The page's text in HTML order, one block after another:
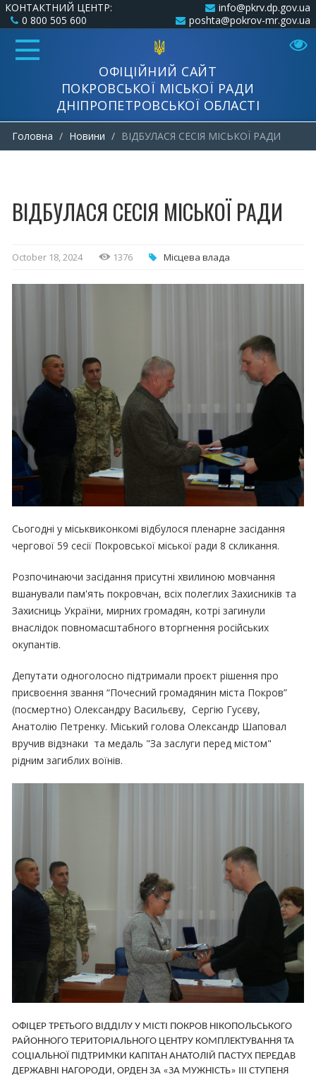
КОНТАКТНИЙ ЦЕНТР:
0 800 505 600
info@pkrv.dp.gov.ua
poshta@pokrov-mr.gov.ua
ОФІЦІЙНИЙ САЙТ
ПОКРОВСЬКОЇ МІСЬКОЇ РАДИ
ДНІПРОПЕТРОВСЬКОЇ ОБЛАСТІ
Головна Новини ВІДБУЛАСЯ СЕСІЯ МІСЬКОЇ РАДИ
ВІДБУЛАСЯ СЕСІЯ МІСЬКОЇ РАДИ
October 18, 2024 1376 Місцева влада
Сьогодні у міськвиконкомі відбулося пленарне засідання
чергової 59 сесії Покровської міської ради 8 скликання.
Розпочинаючи засідання присутні хвилиною мовчання
вшанували пам'ять покровчан, всіх полеглих Захисників та
Захисниць України, мирних громадян, котрі загинули
внаслідок повномасштабного вторгнення російських
окупантів.
Депутати одноголосно підтримали проєкт рішення про
присвоєння звання “Почесний громадянин міста Покров”
(посмертно) Олександру Васильєву, Сергію Гусєву,
Анатолію Петренку. Міський голова Олександр Шаповал
вручив відзнаки та медаль "За заслуги перед містом"
рідним загиблих воїнів.
ОФІЦЕР ТРЕТЬОГО ВІДДІЛУ У МІСТІ ПОКРОВ НІКОПОЛЬСЬКОГО
РАЙОННОГО ТЕРИТОРІАЛЬНОГО ЦЕНТРУ КОМПЛЕКТУВАННЯ ТА
СОЦІАЛЬНОЇ ПІДТРИМКИ КАПІТАН АНАТОЛІЙ ПАСТУХ ПЕРЕДАВ
ДЕРЖАВНІ НАГОРОДИ, ОРДЕН ЗА «ЗА МУЖНІСТЬ» III СТУПЕНЯ